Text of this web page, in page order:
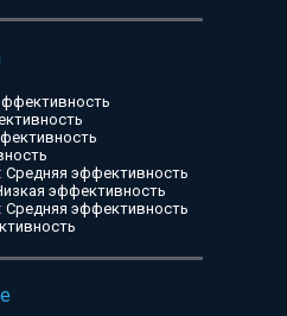
Средняя эффективность
эффективность
Средняя эффективность